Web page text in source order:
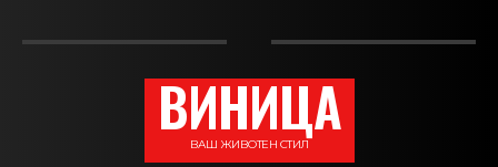
ВИНИЦА
ВАШ ЖИВОТЕН СТИЛ